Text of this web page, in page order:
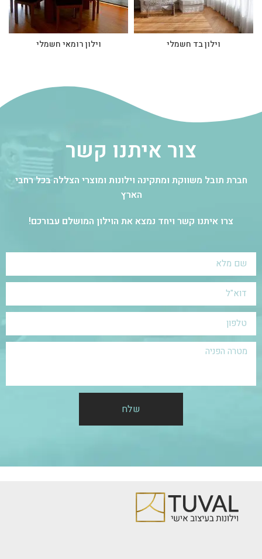
וילון בד חשמלי וילון רומאי חשמלי
צור איתנו קשר
חברת תובל משווקת ומתקינה וילונות ומוצרי הצללה בכל רחבי
הארץ
צרו איתנו קשר ויחד נמצא את הוילון המושלם עבורכם!
שלח